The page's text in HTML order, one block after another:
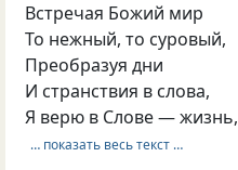
Встречая Божий мир
То нежный, то суровый,
Преобразуя дни
И странствия в слова,
Я верю в Слове — жизнь,
… показать весь текст …